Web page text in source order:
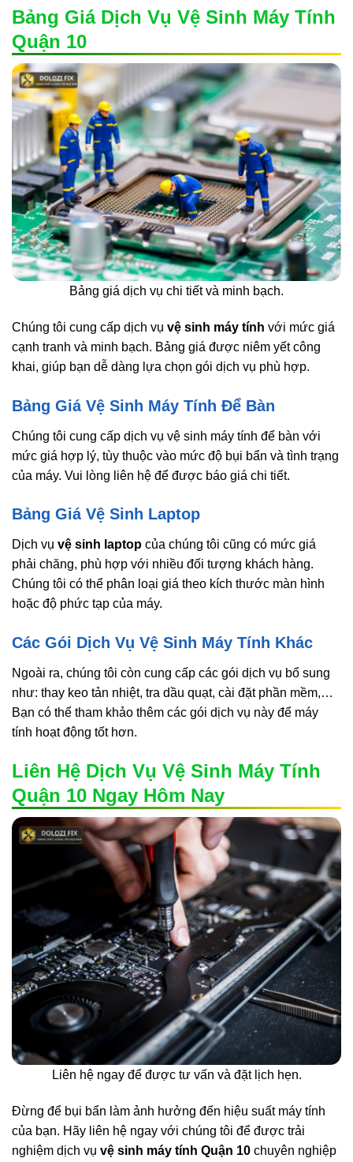
Bảng Giá Dịch Vụ Vệ Sinh Máy Tính
Quận 10
Bảng giá dịch vụ chi tiết và minh bạch.
Chúng tôi cung cấp dịch vụ vệ sinh máy tính với mức giá
cạnh tranh và minh bạch. Bảng giá được niêm yết công
khai, giúp bạn dễ dàng lựa chọn gói dịch vụ phù hợp.
Bảng Giá Vệ Sinh Máy Tính Để Bàn
Chúng tôi cung cấp dịch vụ vệ sinh máy tính để bàn với
mức giá hợp lý, tùy thuộc vào mức độ bụi bẩn và tình trạng
của máy. Vui lòng liên hệ để được báo giá chi tiết.
Bảng Giá Vệ Sinh Laptop
Dịch vụ vệ sinh laptop của chúng tôi cũng có mức giá
phải chăng, phù hợp với nhiều đối tượng khách hàng.
Chúng tôi có thể phân loại giá theo kích thước màn hình
hoặc độ phức tạp của máy.
Các Gói Dịch Vụ Vệ Sinh Máy Tính Khác
Ngoài ra, chúng tôi còn cung cấp các gói dịch vụ bổ sung
như: thay keo tản nhiệt, tra dầu quạt, cài đặt phần mềm,…
Bạn có thể tham khảo thêm các gói dịch vụ này để máy
tính hoạt động tốt hơn.
Liên Hệ Dịch Vụ Vệ Sinh Máy Tính
Quận 10 Ngay Hôm Nay
Liên hệ ngay để được tư vấn và đặt lịch hẹn.
Đừng để bụi bẩn làm ảnh hưởng đến hiệu suất máy tính
của bạn. Hãy liên hệ ngay với chúng tôi để được trải
nghiệm dịch vụ vệ sinh máy tính Quận 10 chuyên nghiệp